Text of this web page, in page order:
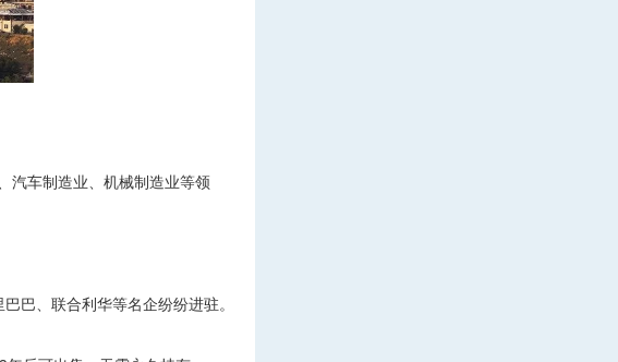
汽车制造业、机械制造业等领
巴、联合利华等名企纷纷进驻。